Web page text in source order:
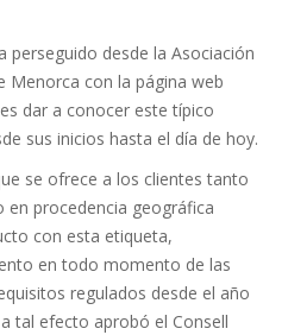
perseguido desde la Asociación
Menorca con la página web
dar a conocer este típico
sus inicios hasta el día de hoy.
se ofrece a los clientes tanto
procedencia geográfica
con esta etiqueta,
en todo momento de las
regulados desde el año
tal efecto aprobó el Consell